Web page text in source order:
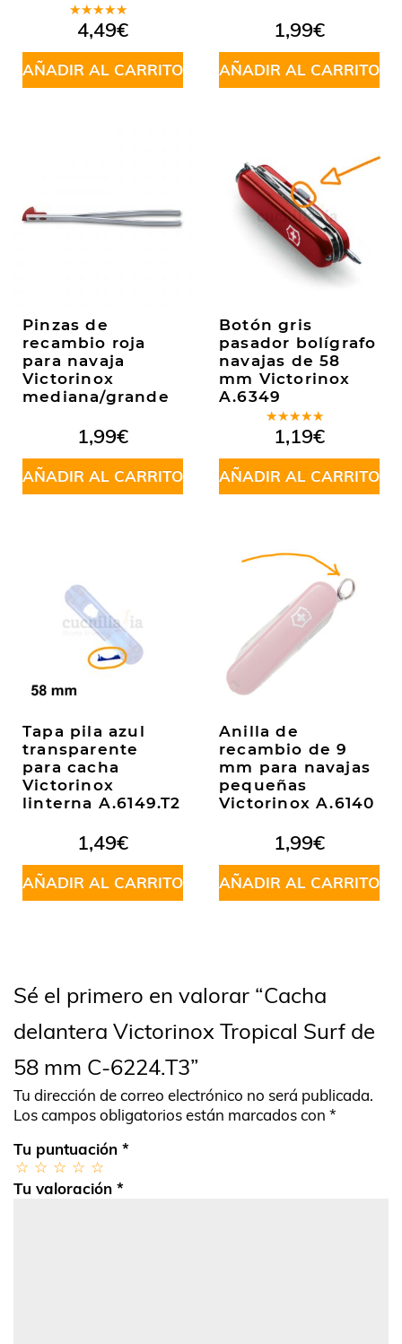
Valorado
en5.00de
5
4,49€
AÑADIR AL CARRITO
1,99€
AÑADIR AL CARRITO
Pinzas de
recambio roja
para navaja
Victorinox
mediana/grande
1,99€
AÑADIR AL CARRITO
Botón gris
pasador bolígrafo
navajas de 58
mm Victorinox
A.6349
Valorado
en5.00de
5
1,19€
AÑADIR AL CARRITO
Tapa pila azul
transparente
para cacha
Victorinox
linterna A.6149.T2
1,49€
AÑADIR AL CARRITO
Anilla de
recambio de 9
mm para navajas
pequeñas
Victorinox A.6140
1,99€
AÑADIR AL CARRITO
Sé el primero en valorar “Cacha
delantera Victorinox Tropical Surf de
58 mm C-6224.T3”
Tu dirección de correo electrónico no será publicada.
Los campos obligatorios están marcados con *
Tu puntuación *
Tu valoración *